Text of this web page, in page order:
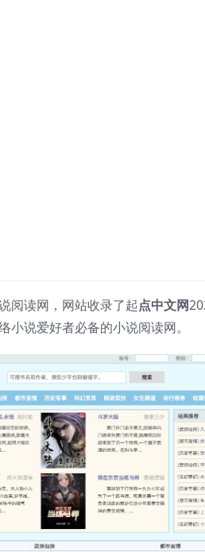
阅读网，网站收录了起点中文网
说爱好者必备的小说阅读网。